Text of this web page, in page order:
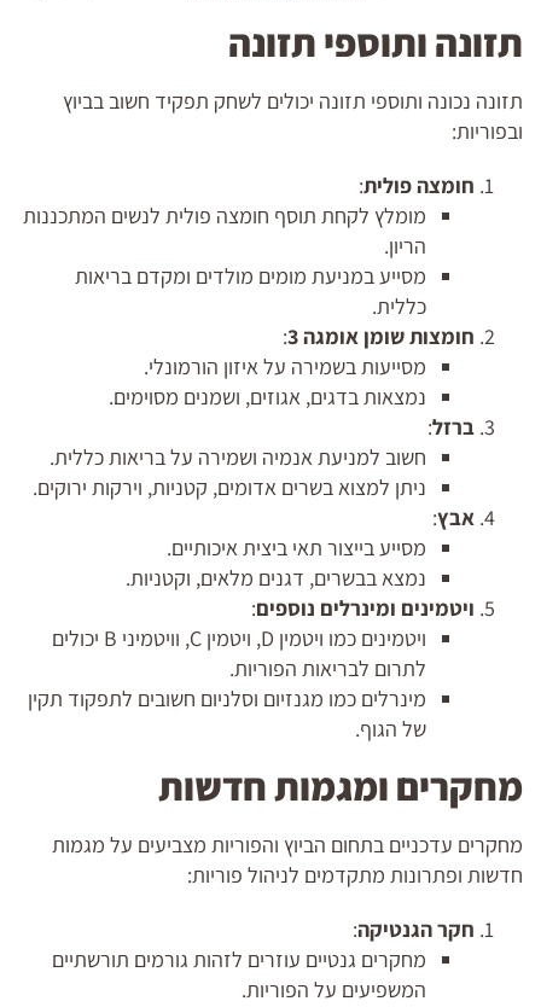
תזונה ותוספי תזונה
תזונה נכונה ותוספי תזונה יכולים לשחק תפקיד חשוב בביוץ
ובפוריות:
חומצה פולית:
מומלץ לקחת תוסף חומצה פולית לנשים המתכננות
הריון.
מסייע במניעת מומים מולדים ומקדם בריאות
כללית.
חומצות שומן אומגה 3
:
מסייעות בשמירה על איזון הורמונלי.
נמצאות בדגים, אגוזים, ושמנים מסוימים.
ברזל:
חשוב למניעת אנמיה ושמירה על בריאות כללית.
ניתן למצוא בשרים אדומים, קטניות, וירקות ירוקים.
אבץ:
מסייע בייצור תאי ביצית איכותיים.
נמצא בבשרים, דגנים מלאים, וקטניות.
ויטמינים ומינרלים נוספים:
ויטמינים כמו ויטמין D, ויטמין C, וויטמיני B יכולים
לתרום לבריאות הפוריות.
מינרלים כמו מגנזיום וסלניום חשובים לתפקוד תקין
של הגוף.
מחקרים ומגמות חדשות
מחקרים עדכניים בתחום הביוץ והפוריות מצביעים על מגמות
חדשות ופתרונות מתקדמים לניהול פוריות:
חקר הגנטיקה:
מחקרים גנטיים עוזרים לזהות גורמים תורשתיים
המשפיעים על הפוריות.